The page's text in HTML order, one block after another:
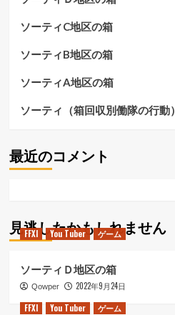
ソーティC地区の箱
ソーティB地区の箱
ソーティA地区の箱
ソーティ（箱回収別働隊の行動）
最近のコメント
見逃したかもしれません
FFXI You Tuber ゲーム
ソーティＤ地区の箱
Qowper
2022年9月24日
FFXI
You Tuber ゲーム